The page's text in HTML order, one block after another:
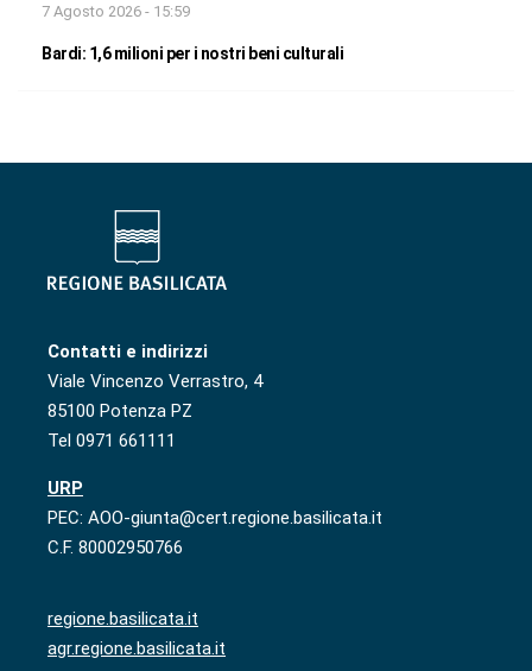
7 Agosto 2026 - 15:59
Bardi: 1,6 milioni per i nostri beni culturali
Contatti e indirizzi
Viale Vincenzo Verrastro, 4
85100 Potenza PZ
Tel 0971 661111
URP
PEC: AOO-giunta@cert.regione.basilicata.it
C.F. 80002950766
regione.basilicata.it
agr.regione.basilicata.it